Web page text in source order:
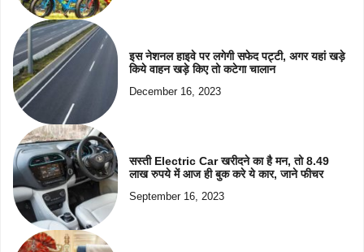
इस नेशनल हाइवे पर लगेगी सफेद पट्टी, अगर यहां खड़े
किये वाहन खड़े किए तो कटेगा चालान
December 16, 2023
सस्ती Electric Car खरीदने का है मन, तो 8.49
लाख रुपये में आज ही बुक करे ये कार, जाने फीचर
September 16, 2023